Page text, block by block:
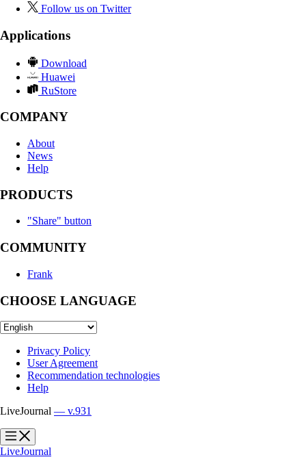
Follow us on Twitter
Applications
Download
Huawei
RuStore
COMPANY
About
News
Help
PRODUCTS
"Share" button
COMMUNITY
Frank
CHOOSE LANGUAGE
Privacy Policy
User Agreement
Recommendation technologies
Help
LiveJournal — v.931
?
?
LiveJournal